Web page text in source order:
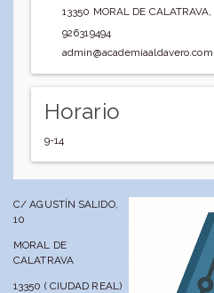
13350 MORAL DE CALATRAVA,
926319494
admin@academiaaldavero.com
Horario
9-14
C/ AGUSTÍN SALIDO,
10
MORAL DE
CALATRAVA
13350 ( CIUDAD REAL)